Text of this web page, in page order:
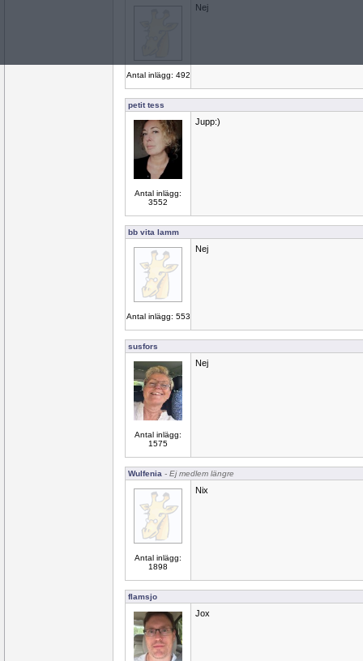
Antal inlägg: 492
Nej
petit tess
Antal inlägg:
3552
Jupp:)
bb vita lamm
Antal inlägg: 553
Nej
susfors
Antal inlägg:
1575
Nej
Wulfenia - Ej medlem längre
Antal inlägg:
1898
Nix
flamsjo
Jox